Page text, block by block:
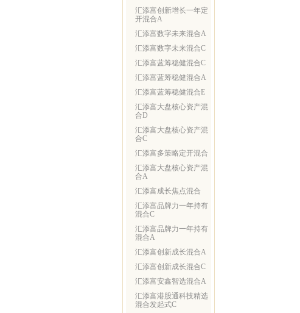
汇添富创新增长一年定
开混合A
汇添富数字未来混合A
汇添富数字未来混合C
汇添富蓝筹稳健混合C
汇添富蓝筹稳健混合A
汇添富蓝筹稳健混合E
汇添富大盘核心资产混
合D
汇添富大盘核心资产混
合C
汇添富多策略定开混合
汇添富大盘核心资产混
合A
汇添富成长焦点混合
汇添富品牌力一年持有
混合C
汇添富品牌力一年持有
混合A
汇添富创新成长混合A
汇添富创新成长混合C
汇添富安鑫智选混合A
汇添富港股通科技精选
混合发起式C